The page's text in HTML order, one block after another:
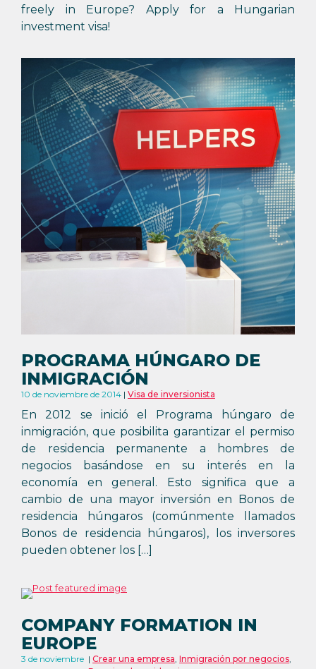
freely in Europe? Apply for a Hungarian
investment visa!
PROGRAMA HÚNGARO DE
INMIGRACIÓN
10 de noviembre de 2014 Visa de inversionista
En 2012 se inició el Programa húngaro de
inmigración, que posibilita garantizar el permiso
de residencia permanente a hombres de
negocios basándose en su interés en la
economía en general. Esto significa que a
cambio de una mayor inversión en Bonos de
residencia húngaros (comúnmente llamados
Bonos de residencia húngaros), los inversores
pueden obtener los […]
COMPANY FORMATION IN
EUROPE
3 de noviembre
Crear una empresa,Inmigración por negocios,